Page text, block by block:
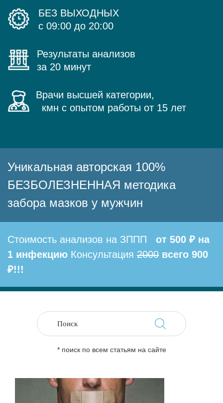
БЕЗ ВЫХОДНЫХ
с 09:00 до 20:00
Результаты анализов
за 20 минут
Врачи высшей категории,
кмн с опытом работы от 15 лет
Уникальная авторская 100%
БЕЗБОЛЕЗНЕННАЯ методика
забора мазков у мужчин
Стоимость анализов на ЗППП
от 500 ₽ на
1 инфекцию Консультация 2000 всего 900
₽!!!
* поиск по всем статьям на сайте